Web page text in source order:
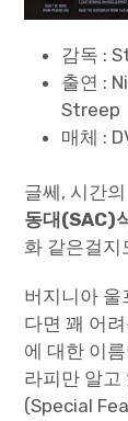
감독 :
출연 :
Streep
매체 :
글쎄, 시간
동대(SAC)
화 같은걸지
버지니아
다면 꽤 어
에 대한 이
라피만 알고
(Special